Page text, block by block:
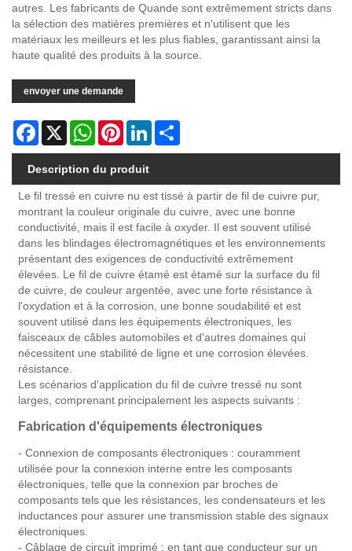
autres. Les fabricants de Quande sont extrêmement stricts dans
la sélection des matières premières et n'utilisent que les
matériaux les meilleurs et les plus fiables, garantissant ainsi la
haute qualité des produits à la source.
envoyer une demande
Facebook
X WhatsAppPinterestLinkedIn
Description du produit
Le fil tressé en cuivre nu est tissé à partir de fil de cuivre pur,
montrant la couleur originale du cuivre, avec une bonne
conductivité, mais il est facile à oxyder. Il est souvent utilisé
dans les blindages électromagnétiques et les environnements
présentant des exigences de conductivité extrêmement
élevées. Le fil de cuivre étamé est étamé sur la surface du fil
de cuivre, de couleur argentée, avec une forte résistance à
l'oxydation et à la corrosion, une bonne soudabilité et est
souvent utilisé dans les équipements électroniques, les
faisceaux de câbles automobiles et d'autres domaines qui
nécessitent une stabilité de ligne et une corrosion élevées.
résistance.
Les scénarios d'application du fil de cuivre tressé nu sont
larges, comprenant principalement les aspects suivants :
Fabrication d'équipements électroniques
- Connexion de composants électroniques : couramment
utilisée pour la connexion interne entre les composants
électroniques, telle que la connexion par broches de
composants tels que les résistances, les condensateurs et les
inductances pour assurer une transmission stable des signaux
électroniques.
- Câblage de circuit imprimé : en tant que conducteur sur un